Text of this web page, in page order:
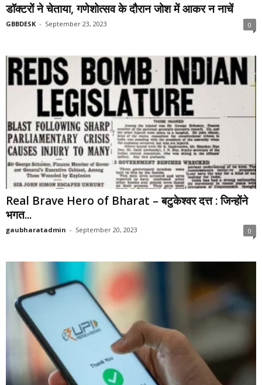
डॉक्टरों ने चेताया, गणेशोत्सव के दौरान जोश में आकर न नाचें
GBBDESK - September 23, 2023 0
Real Brave Hero of Bharat – बटुकेश्वर दत्त : जिन्होंने
भगत...
gaubharatadmin - September 20, 2023 0